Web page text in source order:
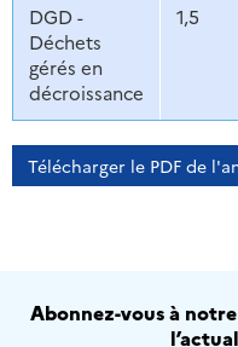
DGD -
Déchets
gérés en
décroissance
1,5
Télécharger le PDF de
Abonnez-vous à